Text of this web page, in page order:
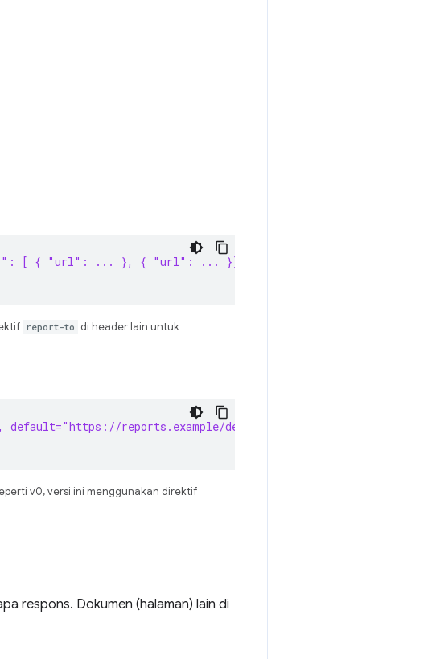
[ { "url": ... }, { "url": ... }] }, { group: "default-
report-to di header lain untuk
default="https://reports.example/default"
v0, versi ini menggunakan direktif
respons. Dokumen (halaman) lain di